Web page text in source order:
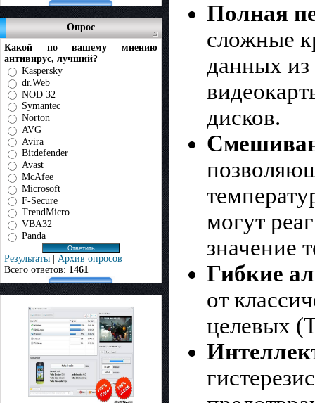
Опрос
Какой по вашему мнению
антивирус, лучший?
Kaspersky
dr.Web
NOD 32
Symantec
Norton
AVG
Avira
Bitdefender
Avast
McAfee
Microsoft
F-Secure
TrendMicro
VBA32
Panda
Результаты | Архив опросов
Всего ответов: 1461
Полная
сложные
данных
дисков.
могут
значение
Гибкие
от
целевых